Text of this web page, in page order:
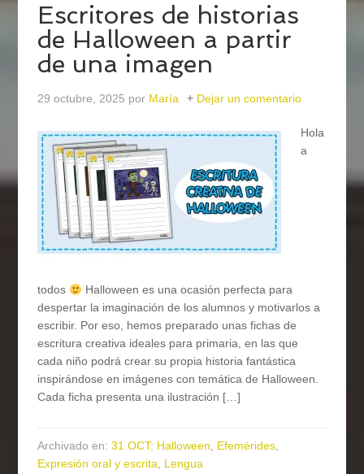
Escritores de historias
de Halloween a partir
de una imagen
29 octubre, 2025 por María Dejar un comentario
Hola
a
todos
Halloween es una ocasión perfecta para
despertar la imaginación de los alumnos y motivarlos a
escribir. Por eso, hemos preparado unas fichas de
escritura creativa ideales para primaria, en las que
cada niño podrá crear su propia historia fantástica
inspirándose en imágenes con temática de Halloween.
Cada ficha presenta una ilustración […]
Archivado en:31 OCT: Halloween, Efemérides,
Expresión oral y escrita, Lengua